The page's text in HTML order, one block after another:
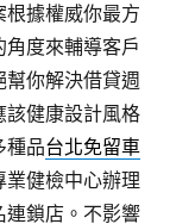
根據權威你最方
度來輔導客戶
你解決借貸週
該健康設計風格
種品台北免留車
健檢中心辦理
連鎖店。不影響